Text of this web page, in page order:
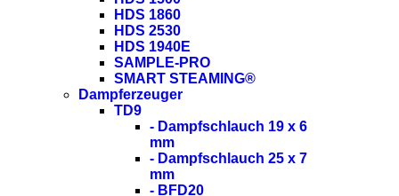
HDS 1860
HDS 2530
HDS 1940E
SAMPLE-PRO
SMART STEAMING®
Dampferzeuger
TD9
- Dampfschlauch 19 x 6
mm
- Dampfschlauch 25 x 7
mm
- BFD20